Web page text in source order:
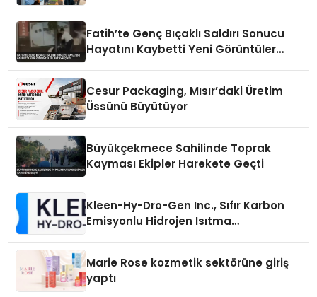
Fatih’te Genç Bıçaklı Saldırı Sonucu
Hayatını Kaybetti Yeni Görüntüler
Cesur Packaging, Mısır’daki Üretim
Üssünü Büyütüyor
Büyükçekmece Sahilinde Toprak
Kayması Ekipler Harekete Geçti
Kleen-Hy-Dro-Gen Inc., Sıfır Karbon
Emisyonlu Hidrojen Isıtma
Marie Rose kozmetik sektörüne giriş
yaptı